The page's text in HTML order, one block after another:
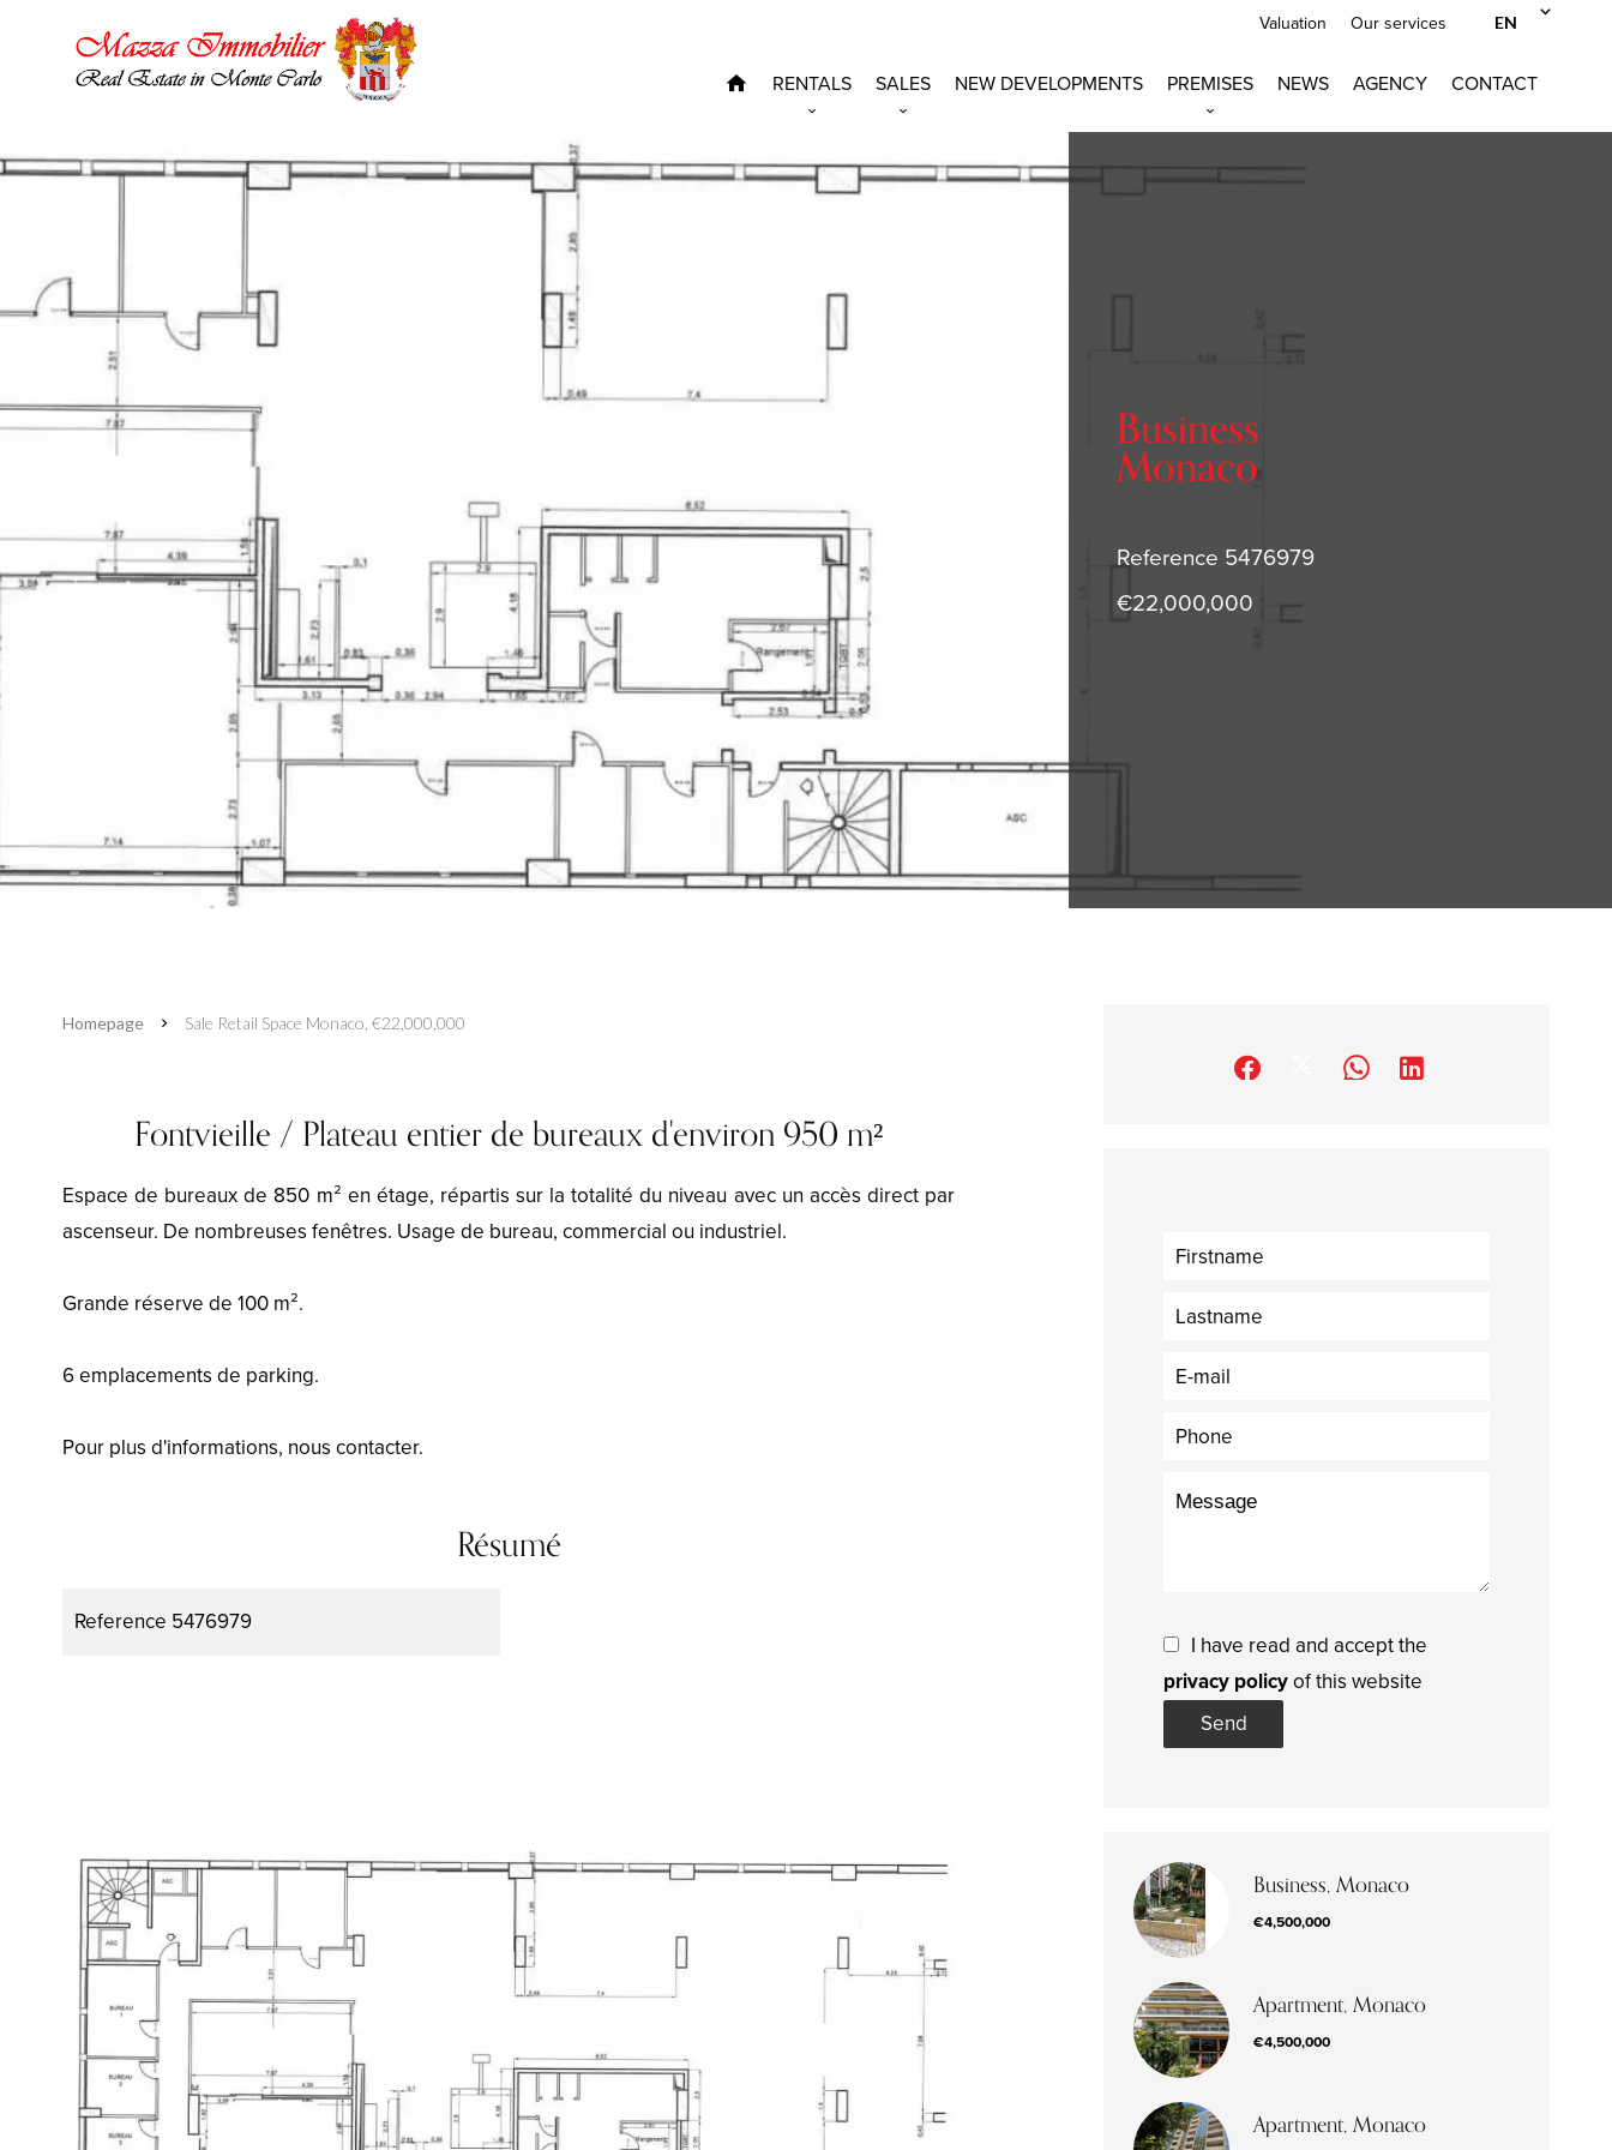
Valuation Our services EN
RENTALS SALES NEW DEVELOPMENTS PREMISES NEWS AGENCY CONTACT
Business
Monaco
Reference 5476979
€22,000,000
Homepage Sale Retail Space Monaco, €22,000,000
Fontvieille / Plateau entier de bureaux d'environ 950 m²
Espace de bureaux de 850 m² en étage, répartis sur la totalité du niveau avec un accès direct par
ascenseur. De nombreuses fenêtres. Usage de bureau, commercial ou industriel.
Grande réserve de 100 m².
6 emplacements de parking.
Pour plus d'informations, nous contacter.
Résumé
Reference 5476979
I have read and accept the
privacy policyof this website
Send
Business, Monaco
€4,500,000
Apartment, Monaco
€4,500,000
Apartment, Monaco